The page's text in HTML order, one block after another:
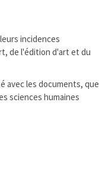
incidences
de l'édition d'art et du
avec les documents, que
sciences humaines